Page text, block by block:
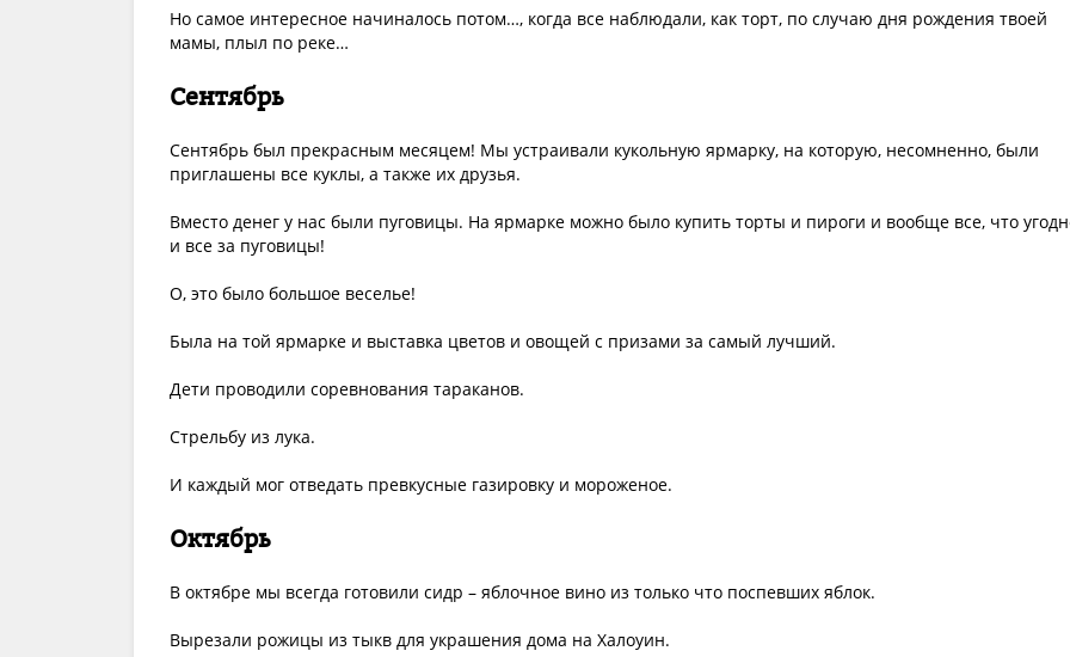
Но самое интересное начиналось потом…, когда все наблюдали, как торт, по случаю дня рождения твоей
мамы, плыл по реке…
Сентябрь
Сентябрь был прекрасным месяцем! Мы устраивали кукольную ярмарку, на которую, несомненно, были
приглашены все куклы, а также их друзья.
Вместо денег у нас были пуговицы. На ярмарке можно было купить торты и пироги и вообще все, что
и все за пуговицы!
О, это было большое веселье!
Была на той ярмарке и выставка цветов и овощей с призами за самый лучший.
Дети проводили соревнования тараканов.
Стрельбу из лука.
И каждый мог отведать превкусные газировку и мороженое.
Октябрь
В октябре мы всегда готовили сидр – яблочное вино из только что поспевших яблок.
Вырезали рожицы из тыкв для украшения дома на Халоуин.